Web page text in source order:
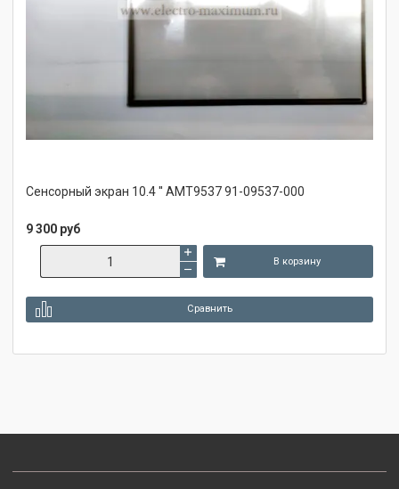
Сенсорный экран 10.4 '' AMT9537 91-09537-000
9 300 руб
В корзину
Сравнить